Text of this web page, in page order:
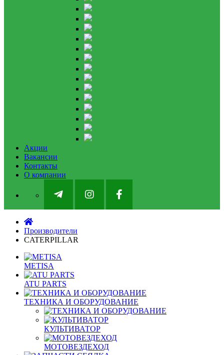
Акции
Вакансии
Контакты
О компании
Производители
CATERPILLAR
METISA
ATU PARTS
ТЕХНИКА И ОБОРУДОВАНИЕ
КУЛЬТИВАТОР
МОТОВЕЗДЕХОД